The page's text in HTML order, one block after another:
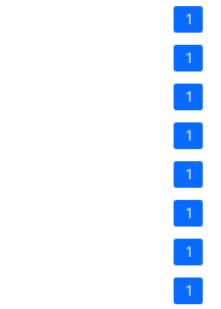
1
1
1
1
1
1
1
1